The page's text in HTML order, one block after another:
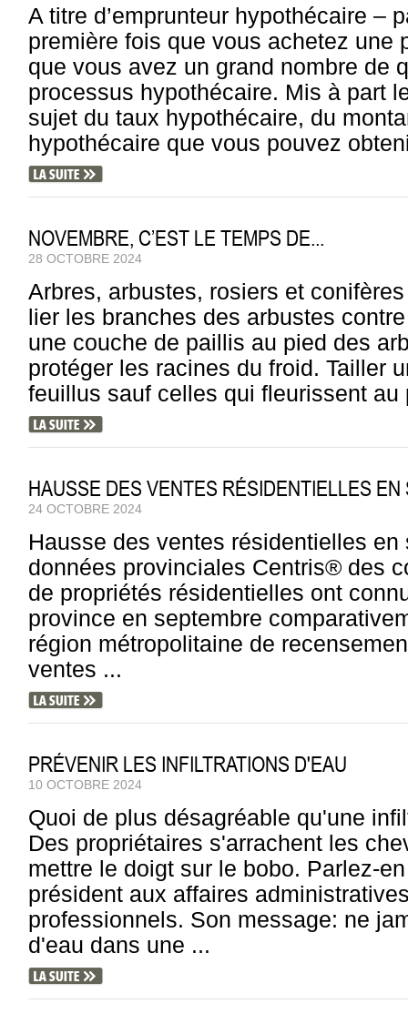
A titre d’emprunteur hypothécaire –
première fois que vous achetez une
que vous avez un grand nombre de
processus hypothécaire. Mis à part
sujet du taux hypothécaire, du
hypothécaire que vous pouvez
NOVEMBRE, C’EST LE TEMPS DE...
28 OCTOBRE 2024
Arbres, arbustes, rosiers et
lier les branches des arbustes
une couche de paillis au pied des
protéger les racines du froid. Tailler
feuillus sauf celles qui fleurissent au
HAUSSE DES VENTES RÉSIDENTIELLES
24 OCTOBRE 2024
Hausse des ventes résidentielles en
données provinciales Centris® des
de propriétés résidentielles ont
province en septembre
région métropolitaine de
ventes ...
PRÉVENIR LES INFILTRATIONS D'EAU
10 OCTOBRE 2024
Quoi de plus désagréable qu'une
Des propriétaires s'arrachent les
mettre le doigt sur le bobo. Parlez-
président aux affaires
professionnels. Son message: ne
d'eau dans une ...